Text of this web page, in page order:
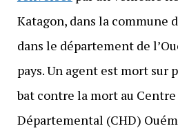
Katagon, dans la commune
dans le département de
pays. Un agent est mort sur
bat contre la mort au
Départemental (CHD)